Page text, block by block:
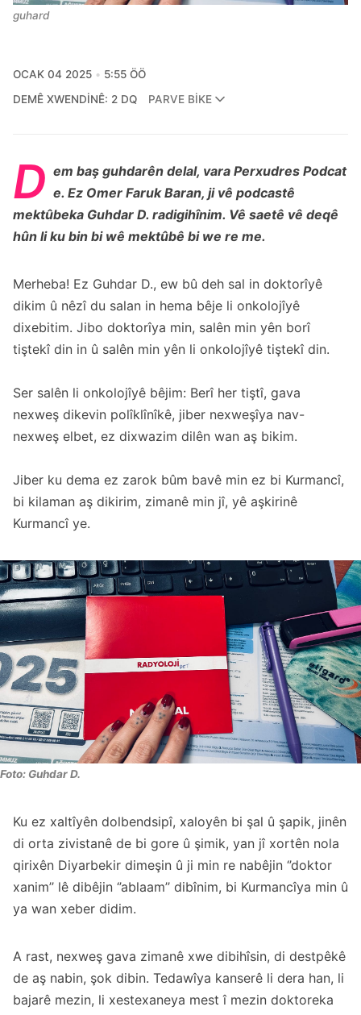
guhard
OCAK 04 2025
5:55 ÖÖ
DEMÊ XWENDINÊ: 2 DQ
PARVE BIKE
D em baş guhdarên delal, vara Perxudres Podcat
e. Ez Omer Faruk Baran, ji vê podcastê
mektûbeka Guhdar D. radigihînim. Vê saetê vê deqê
hûn li ku bin bi wê mektûbê bi we re me.
Merheba! Ez Guhdar D., ew bû deh sal in doktorîyê
dikim û nêzî du salan in hema bêje li onkolojîyê
dixebitim. Jibo doktorîya min, salên min yên borî
tiştekî din in û salên min yên li onkolojîyê tiştekî din.
Ser salên li onkolojîyê bêjim: Berî her tiştî, gava
nexweş dikevin polîklînîkê, jiber nexweşîya nav-
nexweş elbet, ez dixwazim dilên wan aş bikim.
Jiber ku dema ez zarok bûm bavê min ez bi Kurmancî,
bi kilaman aş dikirim, zimanê min jî, yê aşkirinê
Kurmancî ye.
Foto: Guhdar D.
Ku ez xaltîyên dolbendsipî, xaloyên bi şal û şapik, jinên
di orta zivistanê de bi gore û şimik, yan jî xortên nola
qirixên Diyarbekir dimeşin û ji min re nabêjin ‘’doktor
xanim’’ lê dibêjin ‘’ablaam’’ dibînim, bi Kurmancîya min û
ya wan xeber didim.
A rast, nexweş gava zimanê xwe dibihîsin, di destpêkê
de aş nabin, şok dibin. Tedawîya kanserê li dera han, li
bajarê mezin, li xestexaneya mest î mezin doktoreka